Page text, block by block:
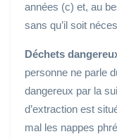
années (c) et, au
sans qu’il soit
Déchets
personne ne parle
dangereux par la
d’extraction est
mal les nappes